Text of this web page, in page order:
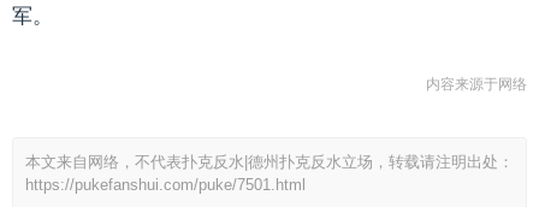
军。
内容来源于网络
本文来自网络，不代表扑克反水|德州扑克反水立场，转载请注明出处：
https://pukefanshui.com/puke/7501.html